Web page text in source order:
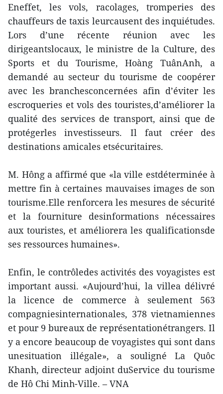
Eneffet, les vols, racolages, tromperies des
chauffeurs de taxis leurcausent des inquiétudes.
Lors d’une récente réunion avec les
dirigeantslocaux, le ministre de la Culture, des
Sports et du Tourisme, Hoàng TuânAnh, a
demandé au secteur du tourisme de coopérer
avec les branchesconcernées afin d’éviter les
escroqueries et vols des touristes,d’améliorer la
qualité des services de transport, ainsi que de
protégerles investisseurs. Il faut créer des
destinations amicales etsécuritaires.
M. Hông a affirmé que «la ville estdéterminée à
mettre fin à certaines mauvaises images de son
tourisme.Elle renforcera les mesures de sécurité
et la fourniture desinformations nécessaires
aux touristes, et améliorera les qualificationsde
ses ressources humaines».
Enfin, le contrôledes activités des voyagistes est
important aussi. «Aujourd’hui, la villea délivré
la licence de commerce à seulement 563
compagniesinternationales, 378 vietnamiennes
et pour 9 bureaux de représentationétrangers. Il
y a encore beaucoup de voyagistes qui sont dans
unesituation illégale», a souligné La Quôc
Khanh, directeur adjoint duService du tourisme
de Hô Chi Minh-Ville. – VNA